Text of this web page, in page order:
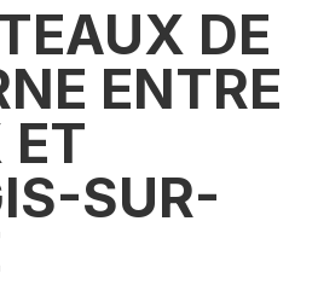
DE
ENTRE
ET
SUR-